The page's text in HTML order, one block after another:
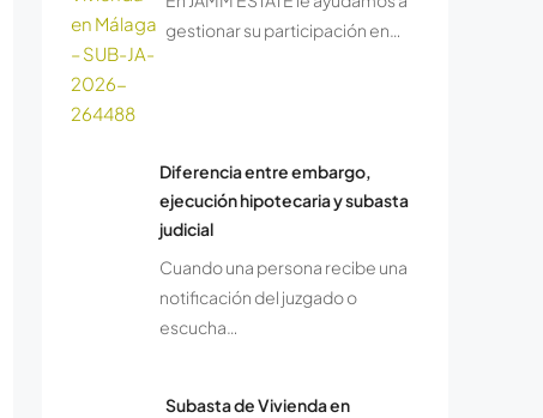
gestionar su participación en…
Diferencia entre embargo,
ejecución hipotecaria y subasta
judicial
Cuando una persona recibe una
notificación del juzgado o
escucha…
Subasta de Vivienda en